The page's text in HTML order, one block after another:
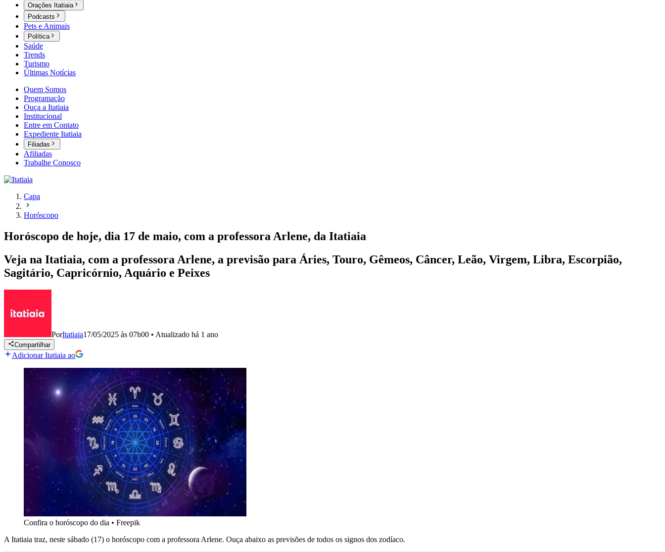
Orações Itatiaia
Podcasts
Pets e Animais
Política
Saúde
Trends
Turismo
Últimas Notícias
Quem Somos
Programação
Ouça a Itatiaia
Institucional
Entre em Contato
Expediente Itatiaia
Filiadas
Afiliadas
Trabalhe Conosco
Capa
Horóscopo
Horóscopo de hoje, dia 17 de maio, com a professora Arlene, da Itatiaia
Veja na Itatiaia, com a professora Arlene, a previsão para Áries, Touro, Gêmeos, Câncer, Leão, Virgem, Libra, Escorpião,
Sagitário, Capricórnio, Aquário e Peixes
PorItatiaia17/05/2025 às 07h00 • Atualizado há 1 ano
Compartilhar
Adicionar Itatiaia ao
Confira o horóscopo do dia • Freepik
A Itatiaia traz, neste sábado (17) o horóscopo com a professora Arlene. Ouça abaixo as previsões de todos os signos dos zodíaco.